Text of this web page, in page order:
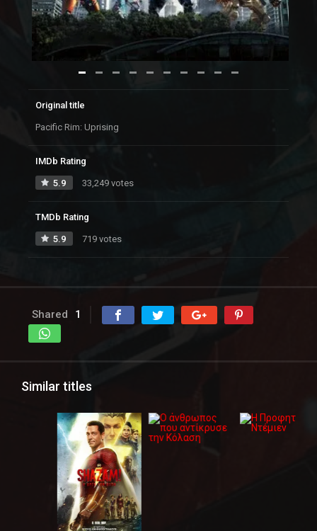
Original title
Pacific Rim: Uprising
IMDb Rating
5.9 33,249 votes
TMDb Rating
5.9 719 votes
Shared 1
Similar titles